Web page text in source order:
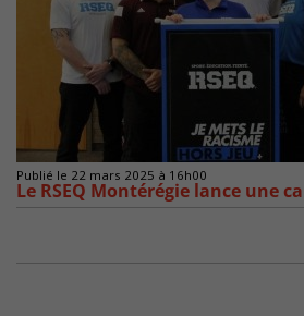
Publié le 22 mars 2025 à 16h00
Le RSEQ Montérégie lance une